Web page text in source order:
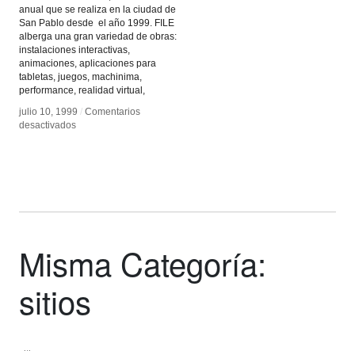
anual que se realiza en la ciudad de
San Pablo desde el año 1999. FILE
alberga una gran variedad de obras:
instalaciones interactivas,
animaciones, aplicaciones para
tabletas, juegos, machinima,
performance, realidad virtual,
julio 10, 1999 / Comentarios
desactivadosen
julio 10, 1999 / Comentarios
desactivadosen
Misma Categoría:
sitios